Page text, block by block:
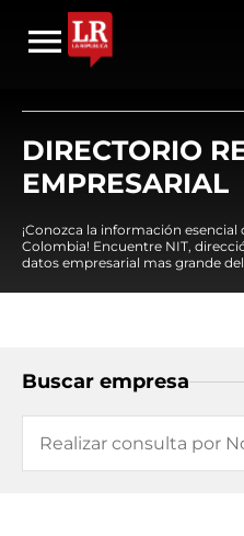
DIRECTORIO
EMPRESARIAL
¡Conozca la información
Colombia! Encuentre NIT,
datos empresarial mas grande
Buscar empresa